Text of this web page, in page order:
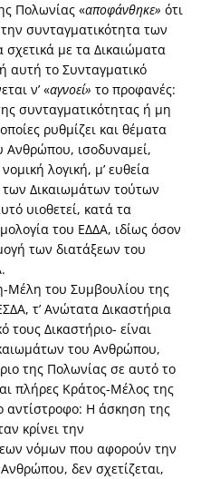
Πολωνίας «αποφάνθηκε» ότι
την συνταγματικότητα των
σχετικά με τα Δικαιώματα
το Συνταγματικό
ν’ «αγνοεί» το προφανές:
συνταγματικότητας ή μη
ρυθμίζει και θέματα
ισοδυναμεί,
λογική, μ’ ευθεία
Δικαιωμάτων τούτων
υιοθετεί, κατά τα
του ΕΔΔΑ, ιδίως όσον
των διατάξεων του
Μέλη του Συμβουλίου της
τ’ Ανώτατα Δικαστήρια
τους Δικαστήριο- είναι
του Ανθρώπου,
της Πολωνίας σε αυτό το
πλήρες Κράτος-Μέλος της
αντίστροφο: Η άσκηση της
κρίνει την
νόμων που αφορούν την
δεν σχετίζεται,